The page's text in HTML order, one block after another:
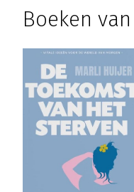
Boeken